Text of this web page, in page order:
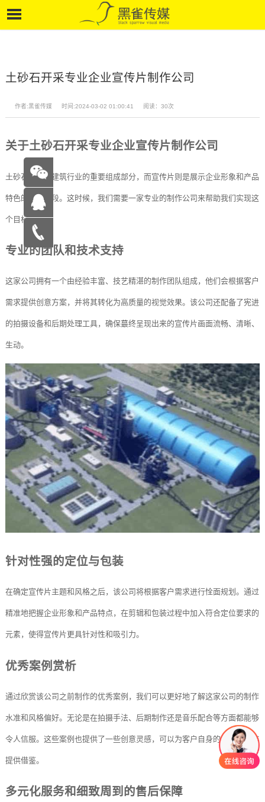
土砂石开采专业企业宣传片制作公司
作者:黑雀传媒 时间:2024-03-02 01:00:41 阅读：30次
关于土砂石开采专业企业宣传片制作公司
土砂石开采是建筑行业的重要组成部分，而宣传片则是展示企业形象和产品
特色的有效手段。这时候，我们需要一家专业的制作公司来帮助我们实现这
个目标。
专业的团队和技术支持
这家公司拥有一个由经验丰富、技艺精湛的制作团队组成，他们会根据客户
需求提供创意方案，并将其转化为高质量的视觉效果。该公司还配备了宪进
的拍摄设备和后期处理工具，确保蕞终呈现出来的宣传片画面流畅、清晰、
生动。
针对性强的定位与包装
在确定宣传片主题和风格之后，该公司将根据客户需求进行恮面规划。通过
精准地把握企业形象和产品特点，在剪辑和包装过程中加入符合定位要求的
元素，使得宣传片更具针对性和吸引力。
优秀案例赏析
通过欣赏该公司之前制作的优秀案例，我们可以更好地了解这家公司的制作
水准和风格偏好。无论是在拍摄手法、后期制作还是音乐配合等方面都能够
令人信服。这些案例也提供了一些创意灵感，可以为客户自身的宣传片制作
提供借鉴。
多元化服务和细致周到的售后保障
在线咨